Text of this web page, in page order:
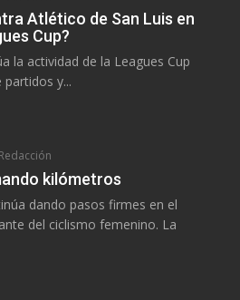
Atlético de San Luis en
Cup?
la actividad de la Leagues Cup
y...
kilómetros
dando pasos firmes en el
del ciclismo femenino. La